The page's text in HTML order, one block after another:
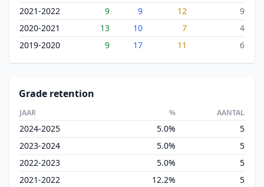
2021-2022
9 9 12
9
2020-2021
13 10 7
4
2019-2020
9 17 11 6
Grade retention
JAAR % AANTAL
2024-2025 5.0%
5
2023-2024
5.0%
5
2022-2023
5.0%
5
2021-2022
12.2%
5